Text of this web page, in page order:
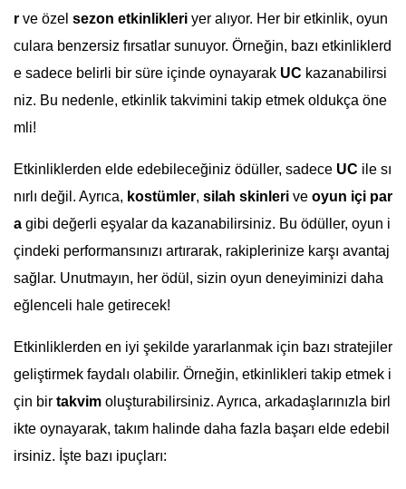
r ve özel sezon etkinlikleri yer alıyor. Her bir etkinlik, oyun
culara benzersiz fırsatlar sunuyor. Örneğin, bazı etkinliklerd
e sadece belirli bir süre içinde oynayarak UC kazanabilirsi
niz. Bu nedenle, etkinlik takvimini takip etmek oldukça öne
mli!
Etkinliklerden elde edebileceğiniz ödüller, sadece UC ile sı
nırlı değil. Ayrıca, kostümler, silah skinleri ve oyun içi par
a gibi değerli eşyalar da kazanabilirsiniz. Bu ödüller, oyun i
çindeki performansınızı artırarak, rakiplerinize karşı avantaj
sağlar. Unutmayın, her ödül, sizin oyun deneyiminizi daha
eğlenceli hale getirecek!
Etkinliklerden en iyi şekilde yararlanmak için bazı stratejiler
geliştirmek faydalı olabilir. Örneğin, etkinlikleri takip etmek i
çin bir takvim oluşturabilirsiniz. Ayrıca, arkadaşlarınızla birl
ikte oynayarak, takım halinde daha fazla başarı elde edebil
irsiniz. İşte bazı ipuçları: